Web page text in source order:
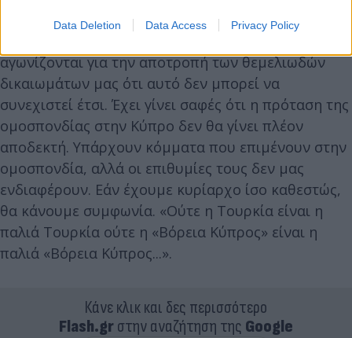
Data Deletion Data Access Privacy Policy
αγωνίζονται για την αποτροπή των θεμελιωδών
δικαιωμάτων μας ότι αυτό δεν μπορεί να
συνεχιστεί έτσι. Έχει γίνει σαφές ότι η πρόταση της
ομοσπονδίας στην Κύπρο δεν θα γίνει πλέον
αποδεκτή. Υπάρχουν κόμματα που επιμένουν στην
ομοσπονδία, αλλά οι επιθυμίες τους δεν μας
ενδιαφέρουν. Εάν έχουμε κυρίαρχο ίσο καθεστώς,
θα κάνουμε συμφωνία. «Ούτε η Τουρκία είναι η
παλιά Τουρκία ούτε η «Βόρεια Κύπρος» είναι η
παλιά «Βόρεια Κύπρος...».
Κάνε κλικ και δες περισσότερο
Flash.grστην αναζήτηση της Google